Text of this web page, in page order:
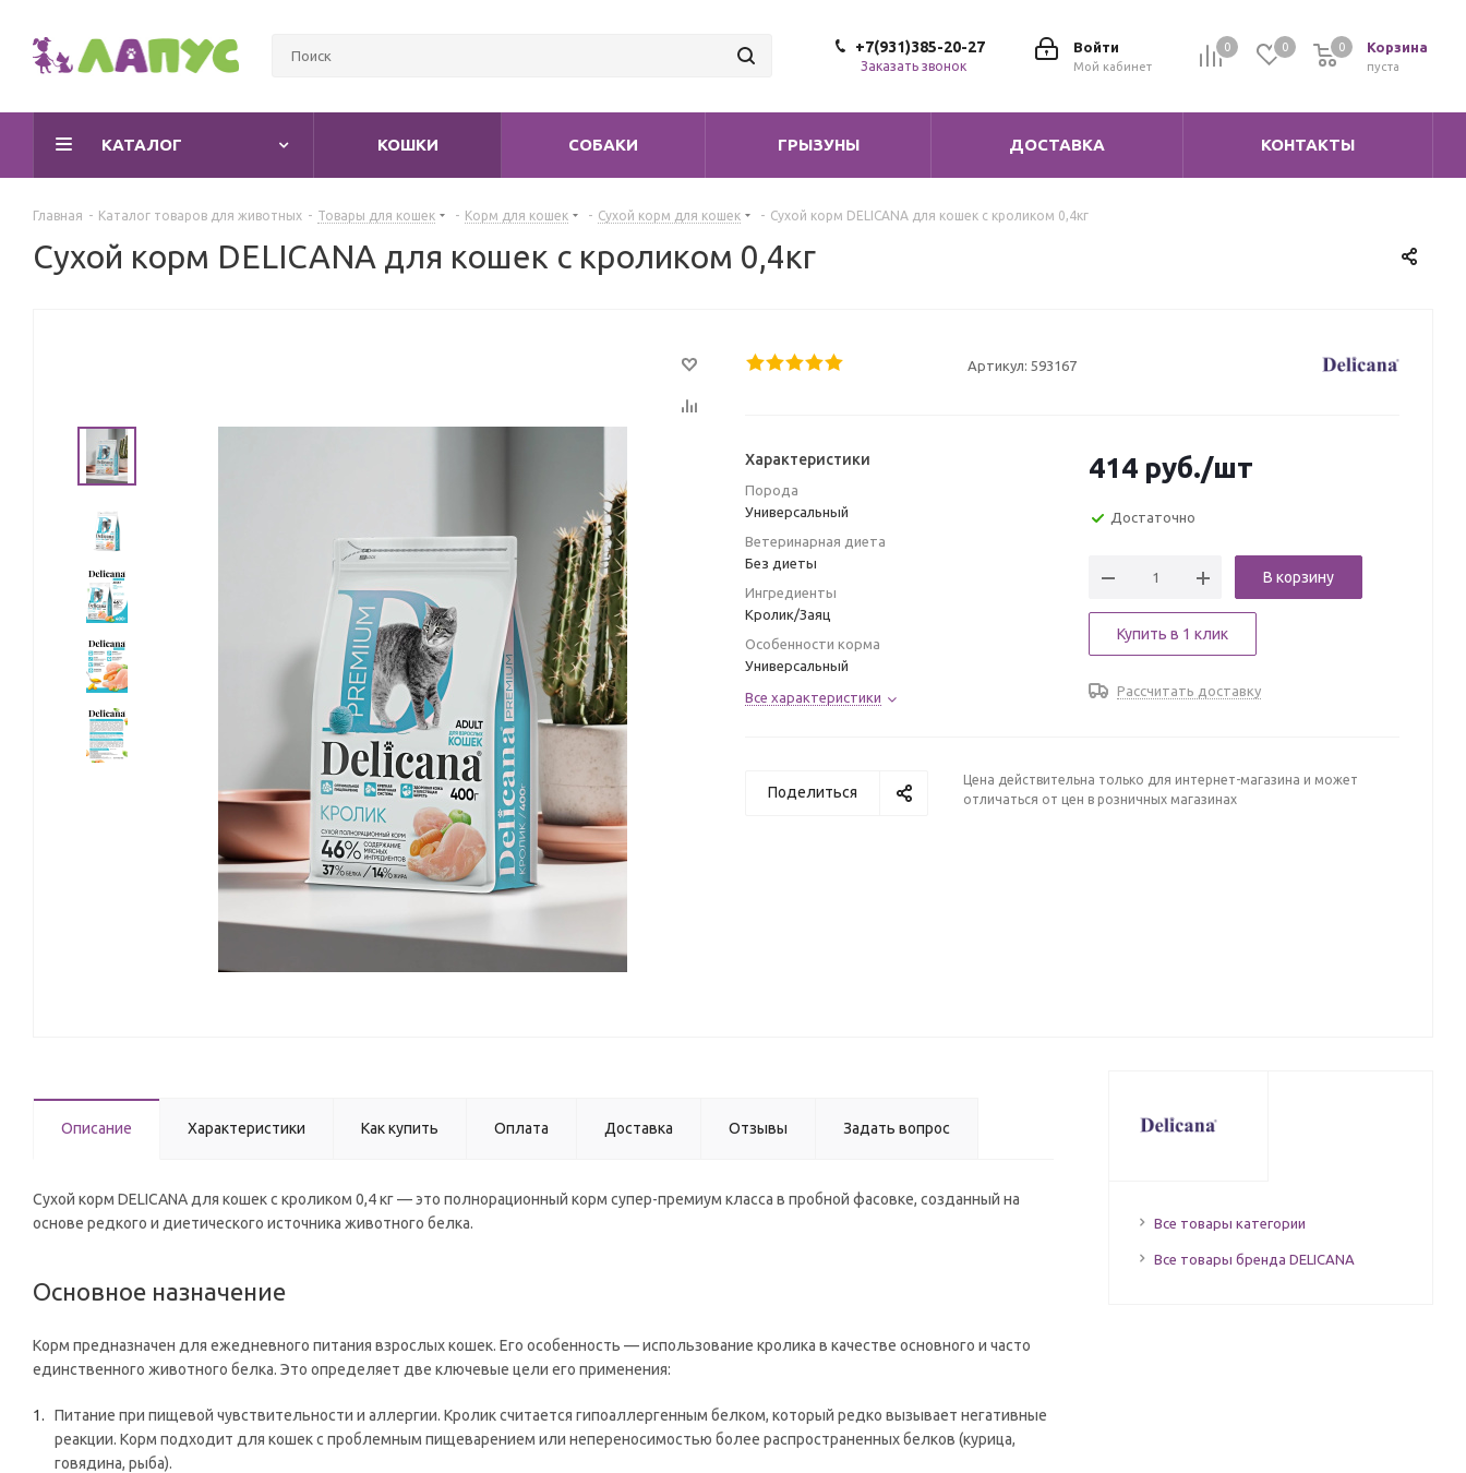
0 0 Корзина
0
пуста
0
Войти
Мой кабинет
+7(931)385-20-27
Заказать звонок
КАТАЛОГ КОШКИ СОБАКИ ГРЫЗУНЫ ДОСТАВКА КОНТАКТЫ
Главная - Каталог товаров для животных - Товары для кошек - Корм для кошек - Сухой корм для кошек - Сухой корм DELICANA для кошек с кроликом 0,4кг
Сухой корм DELICANA для кошек с кроликом 0,4кг
Артикул: 593167
Характеристики
Порода
Универсальный
Ветеринарная диета
Без диеты
Ингредиенты
Кролик/Заяц
Особенности корма
Универсальный
Все характеристики
414 руб./шт
Достаточно
В корзину
Купить в 1 клик
Рассчитать доставку
Поделиться
Цена действительна только для интернет-магазина и может
отличаться от цен в розничных магазинах
Описание Характеристики Как купить Оплата Доставка Отзывы Задать вопрос
Сухой корм DELICANA для кошек с кроликом 0,4 кг — это полнорационный корм супер-премиум класса в пробной фасовке, созданный на
основе редкого и диетического источника животного белка.
Основное назначение
Корм предназначен для ежедневного питания взрослых кошек. Его особенность — использование кролика в качестве основного и часто
единственного животного белка. Это определяет две ключевые цели его применения:
Питание при пищевой чувствительности и аллергии. Кролик считается гипоаллергенным белком, который редко вызывает негативные
реакции. Корм подходит для кошек с проблемным пищеварением или непереносимостью более распространенных белков (курица,
говядина, рыба).
Все товары категории
Все товары бренда DELICANA